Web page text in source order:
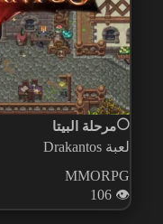
⚪مرحلة البيتا
لعبة Drakantos
MMORPG
👁️
106